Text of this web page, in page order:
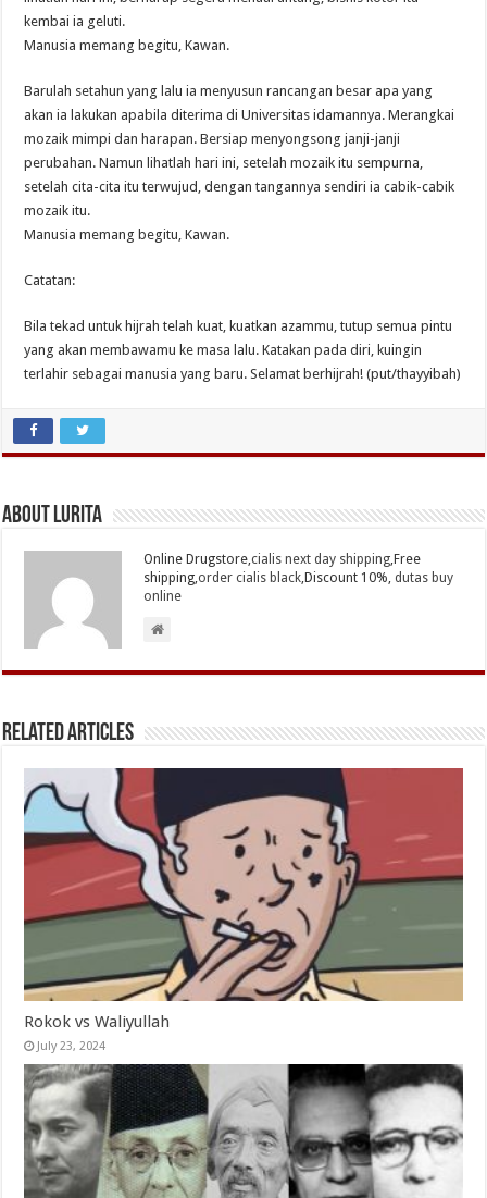
kembai ia geluti.
Manusia memang begitu, Kawan.
Barulah setahun yang lalu ia menyusun rancangan besar apa yang
akan ia lakukan apabila diterima di Universitas idamannya. Merangkai
mozaik mimpi dan harapan. Bersiap menyongsong janji-janji
perubahan. Namun lihatlah hari ini, setelah mozaik itu sempurna,
setelah cita-cita itu terwujud, dengan tangannya sendiri ia cabik-cabik
mozaik itu.
Manusia memang begitu, Kawan.
Catatan:
Bila tekad untuk hijrah telah kuat, kuatkan azammu, tutup semua pintu
yang akan membawamu ke masa lalu. Katakan pada diri, kuingin
terlahir sebagai manusia yang baru. Selamat berhijrah! (put/thayyibah)
About Lurita
Online Drugstore,cialis next day shipping ,Free
shipping, order cialis black ,Discount 10%,dutas buy
online
Related Articles
Rokok vs Waliyullah
July 23, 2024